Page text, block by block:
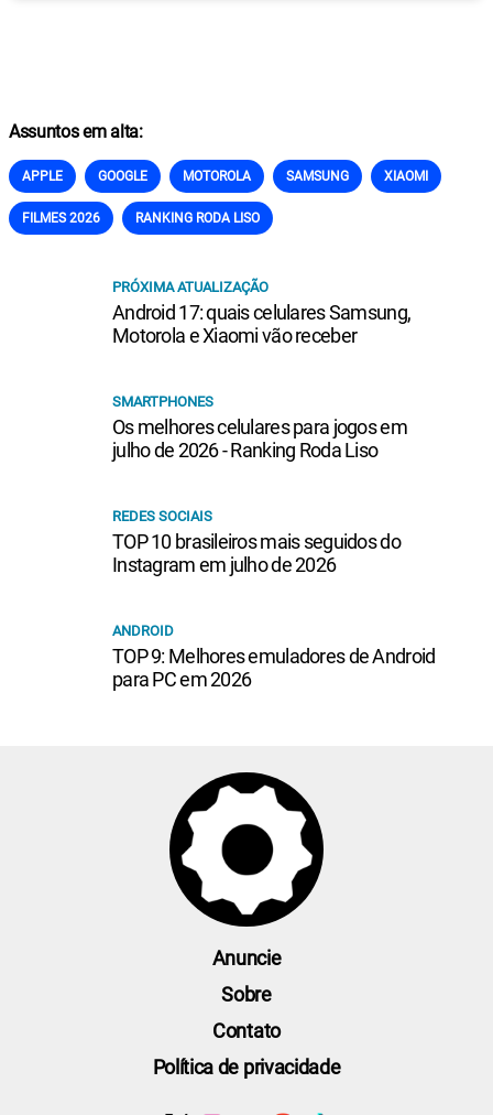
Assuntos em alta:
APPLE GOOGLE MOTOROLA SAMSUNG XIAOMI
FILMES 2026 RANKING RODA LISO
PRÓXIMA ATUALIZAÇÃO
Android 17: quais celulares Samsung,
Motorola e Xiaomi vão receber
SMARTPHONES
Os melhores celulares para jogos em
julho de 2026 - Ranking Roda Liso
REDES SOCIAIS
TOP 10 brasileiros mais seguidos do
Instagram em julho de 2026
ANDROID
TOP 9: Melhores emuladores de Android
para PC em 2026
Anuncie
Sobre
Contato
Política de privacidade